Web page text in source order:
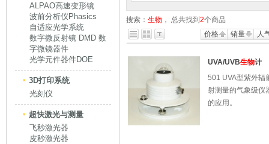
ALPAO高速变形镜
波前分析仪Phasics
自适应光学系统
数字微反射镜 DMD 数
字微镜器件
光学元件器件DOE
3D打印系统
光刻仪
超快激光与测量
飞秒激光器
皮秒激光器
搜索： 生物 ， 总共找到 2个商品
价格
销量 人
UVA/UVB生物计
501 UVA型紫外辐
射测量的气象级仪
的应用。